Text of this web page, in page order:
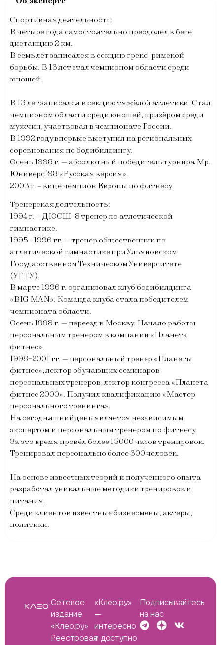
Спортивная деятельность:
В четыре года самостоятельно преодолел в беге
дистанцию 2 км.
В семь лет записался в секцию греко-римской
борьбы. В 13 лет стал чемпионом области среди
юношей.
В 13 лет записался в секцию тяжёлой атлетики. Стал
чемпионом области среди юношей, призёром среди
мужчин, участвовал в чемпионате России.
В 1992 году впервые выступил на региональных
соревнования по бодибилдингу.
Осень 1998 г. — абсолютный победитель турнира Мр.
Юниверс ’98 «Русская версия».
2003 г. – вице чемпион Европы по фитнесу
Тренерская деятельность:
1994 г. — ДЮСШ-8 тренер по атлетической
гимнастике.
1995 -1996 гг. — тренер общественник по
атлетической гимнастике при Ульяновском
Государственном Техническом Университете
(УГТУ).
В марте 1996 г. организовал клуб бодибилдинга
«BIG MAN». Команда клуба стала победителем
чемпионата области.
Осень 1998 г. — переезд в Москву. Начало работы
персональным тренером в компании «Планета
фитнес».
1998-2001 гг. — персональный тренер «Планеты
фитнес», лектор обучающих семинаров
персональных тренеров, лектор конгресса «Планета
фитнес 2000». Получил квалификацию «Мастер
персонального тренинга».
На сегодняшний день является независимым
экспертом и персональным тренером по фитнесу.
За это время провёл более 15000 часов тренировок.
Тренировал персонально более 300 человек.
На основе известных теорий и полученного опыта
разработал уникальные методики тренировок и
питания.
Среди клиентов известные бизнесмены, актеры,
политики.
Сетевое
издание
«Клео.ру»
Реестровая
«Клео.ру»
—
интересно
и доступно
Подписывайтесь
на нас